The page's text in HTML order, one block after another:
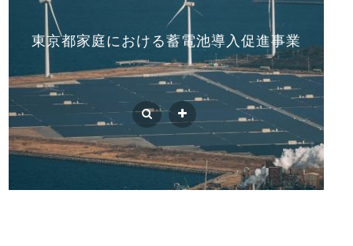
東京都家庭における蓄電池導入促進事業